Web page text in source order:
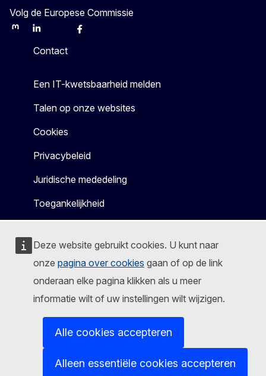
Deze website gebruikt cookies. U kunt naar
onze pagina over cookies gaan of op de link
onderaan elke pagina klikken als u meer
informatie wilt of uw instellingen wilt wijzigen.
Alle cookies accepteren
Alleen essentiële cookies accepteren
Volg de Europese Commissie
MastodonLinkedInBlueskyFacebook
Contact
Een IT-kwetsbaarheid melden
Talen op onze websites
Cookies
Privacybeleid
Juridische mededeling
Toegankelijkheid